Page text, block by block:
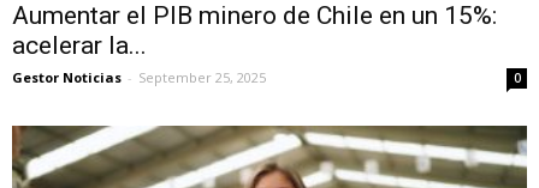
Aumentar el PIB minero de Chile en un 15%:
acelerar la...
Gestor Noticias - September 25, 2025 0